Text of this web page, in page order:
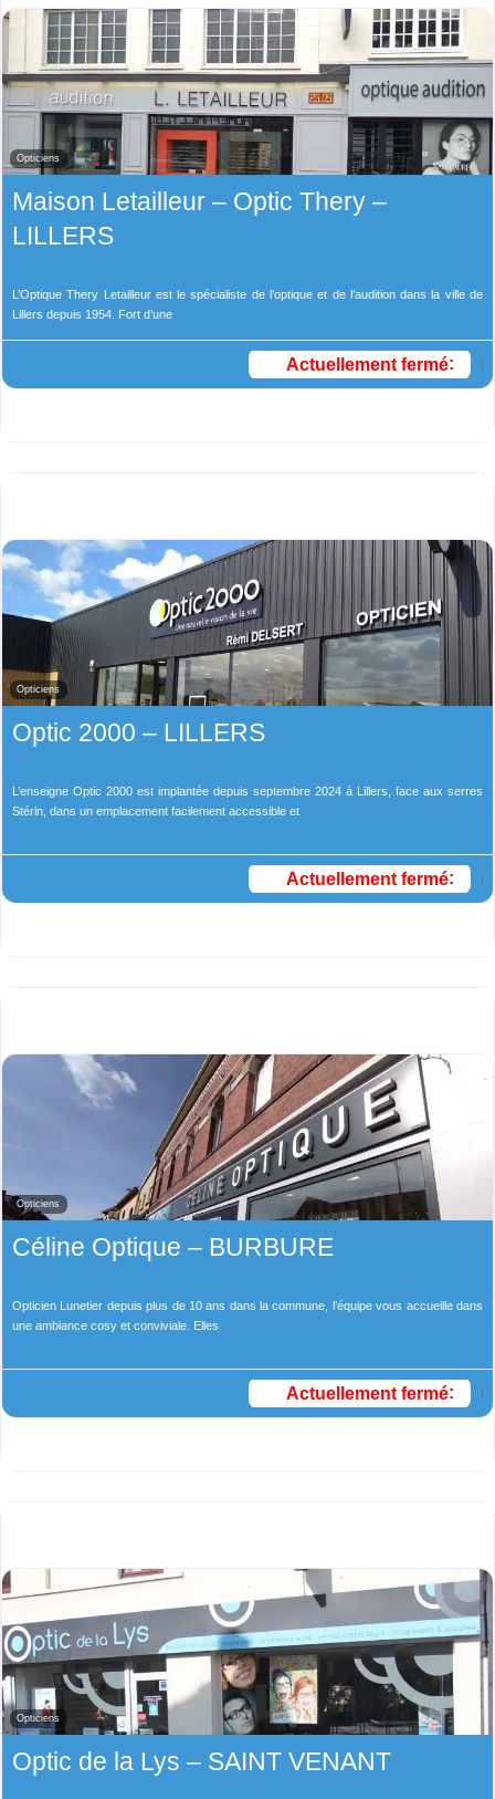
Opticiens
Maison Letailleur – Optic Thery –
LILLERS
L’Optique Thery Letailleur est le spécialiste de l’optique et de l’audition dans la ville de
Lillers depuis 1954. Fort d’une
Actuellement fermé:
Opticiens
Optic 2000 – LILLERS
L’enseigne Optic 2000 est implantée depuis septembre 2024 à Lillers, face aux serres
Stérin, dans un emplacement facilement accessible et
Actuellement fermé:
Opticiens
Céline Optique – BURBURE
Opticien Lunetier depuis plus de 10 ans dans la commune, l’équipe vous accueille dans
une ambiance cosy et conviviale. Elles
Actuellement fermé:
Opticiens
Optic de la Lys – SAINT VENANT